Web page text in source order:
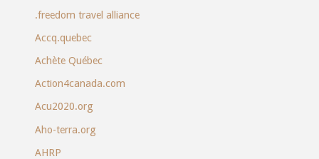
.freedom travel alliance
Accq.quebec
Achète Québec
Action4canada.com
Acu2020.org
Aho-terra.org
AHRP